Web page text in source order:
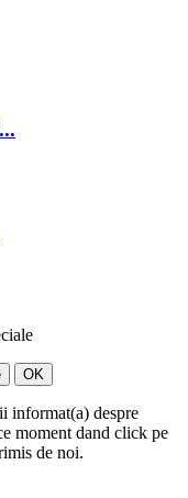
informat(a) despre
moment dand click pe
de noi.